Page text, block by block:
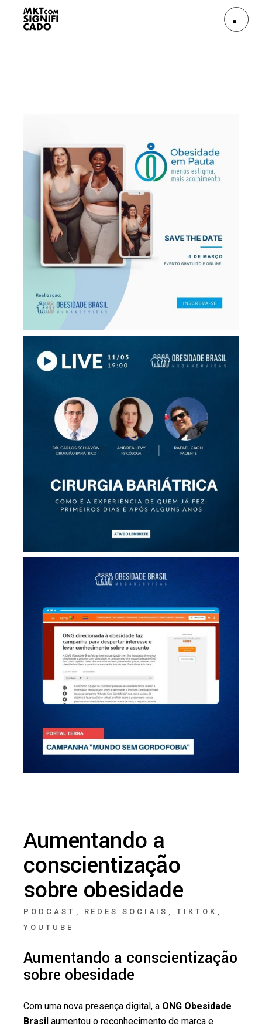
Aumentando a
conscientização
sobre obesidade
PODCAST REDES SOCIAIS
TIKTOK
YOUTUBE
Aumentando a conscientização
sobre obesidade
Com uma nova presença digital, a ONG Obesidade
Brasil aumentou o reconhecimento de marca e